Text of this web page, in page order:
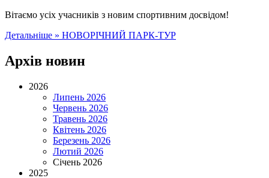
Вітаємо усіх учасників з новим спортивним досвідом!
Детальніше » НОВОРІЧНИЙ ПАРК-ТУР
Архів новин
2026
Липень 2026
Червень 2026
Травень 2026
Квітень 2026
Березень 2026
Лютий 2026
Січень 2026
2025